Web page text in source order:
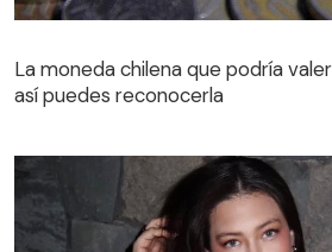
La moneda chilena que podría
así puedes reconocerla